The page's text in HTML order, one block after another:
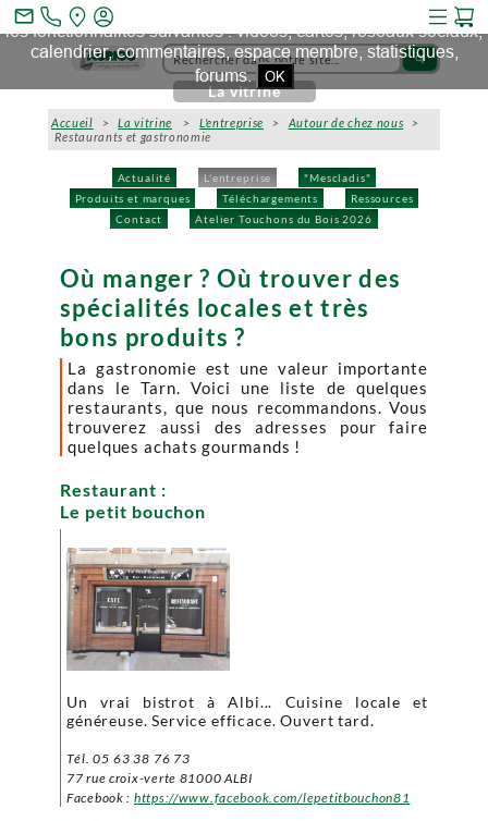
search
Actualité L'entreprise
"Mescladis"
Produits et marques
Téléchargements
Ressources
Contact
Atelier Touchons du Bois 2026
La vitrine
Accueil >La vitrine >L'entreprise > Autour de chez nous >
Restaurants et gastronomie
Où manger ? Où trouver des
spécialités locales et très
bons produits ?
La gastronomie est une valeur importante
dans le Tarn. Voici une liste de quelques
restaurants, que nous recommandons. Vous
trouverez aussi des adresses pour faire
quelques achats gourmands !
Restaurant :
Le petit bouchon
Un vrai bistrot à Albi... Cuisine locale et
généreuse. Service efficace. Ouvert tard.
Tél. 05 63 38 76 73
77 rue croix-verte 81000 ALBI
Facebook : https://www.facebook.com/lepetitbouchon81
mail_outline
Ce site et des sites tiers qu'il utilise collectent des cookies pour
les fonctionnalités suivantes : vidéos, cartes, réseaux sociaux,
calendrier, commentaires, espace membre, statistiques,
forums. OK